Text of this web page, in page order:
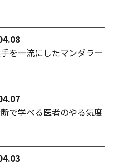
を一流にしたマンダラー
で学べる医者のやる気度